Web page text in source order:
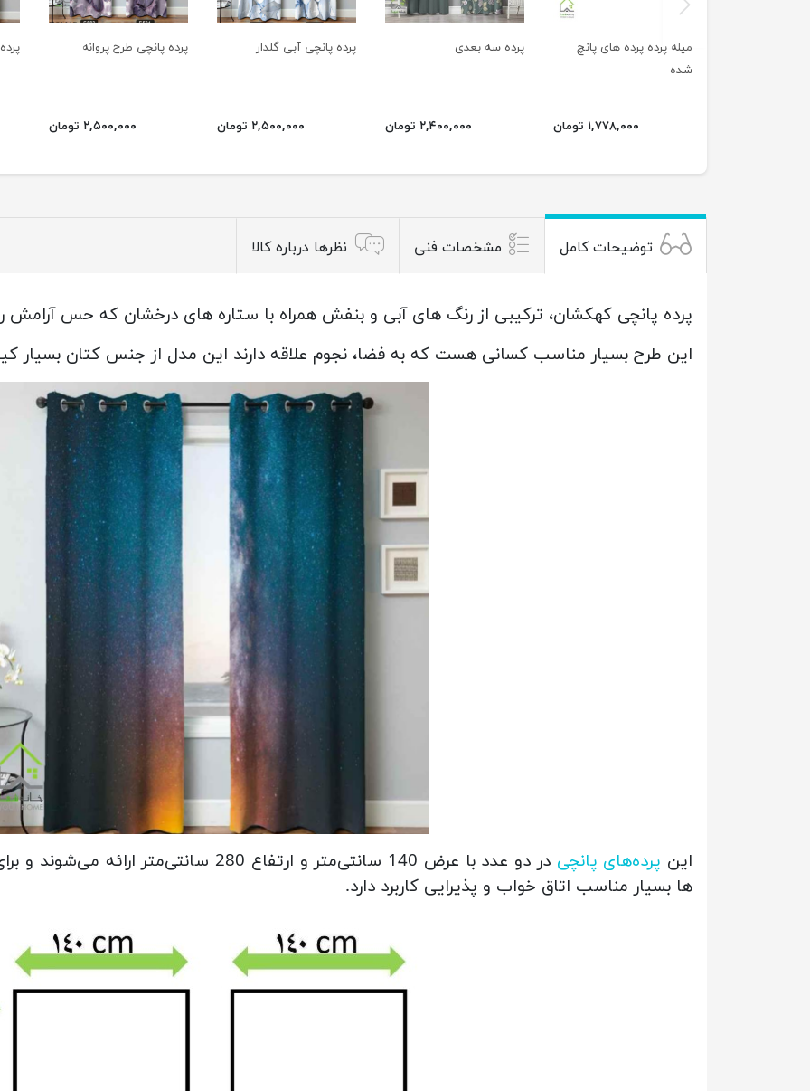
میله پرده پرده های پانچ
شده
۱,۷۷۸,۰۰۰ تومان
پرده سه بعدی
۲,۴۰۰,۰۰۰ تومان
پرده پانچی آبی گلدار
۲,۵۰۰,۰۰۰ تومان
پرده پانچی طرح پروانه
۲,۵۰۰,۰۰۰ تومان
توضیحات کامل مشخصات فنی نظرها درباره کالا
پرده پانچی کهکشان، ترکیبی از رنگ های آبی و بنفش همراه با ستاره های درخشان که حس
این طرح بسیار مناسب کسانی هست که به فضا، نجوم علاقه دارند این مدل از جنس کتان بسیار
این پرده‌های پانچی
در دو عدد با عرض 140 سانتی‌متر و ارتفاع 280
ها بسیار مناسب اتاق خواب و پذیرایی کاربرد دارد.